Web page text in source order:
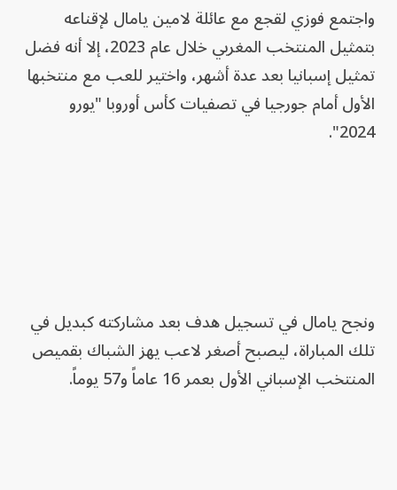
واجتمع فوزي لقجع مع عائلة لامين يامال لإقناعه
بتمثيل المنتخب المغربي خلال عام 2023، إلا أنه فضل
تمثيل إسبانيا بعد عدة أشهر، واختير للعب مع منتخبها
الأول أمام جورجيا في تصفيات كأس أوروبا "يورو
2024".
ونجح يامال في تسجيل هدف بعد مشاركته كبديل في
تلك المباراة، ليصبح أصغر لاعب يهز الشباك بقميص
المنتخب الإسباني الأول بعمر 16 عاماً و57 يوماً.